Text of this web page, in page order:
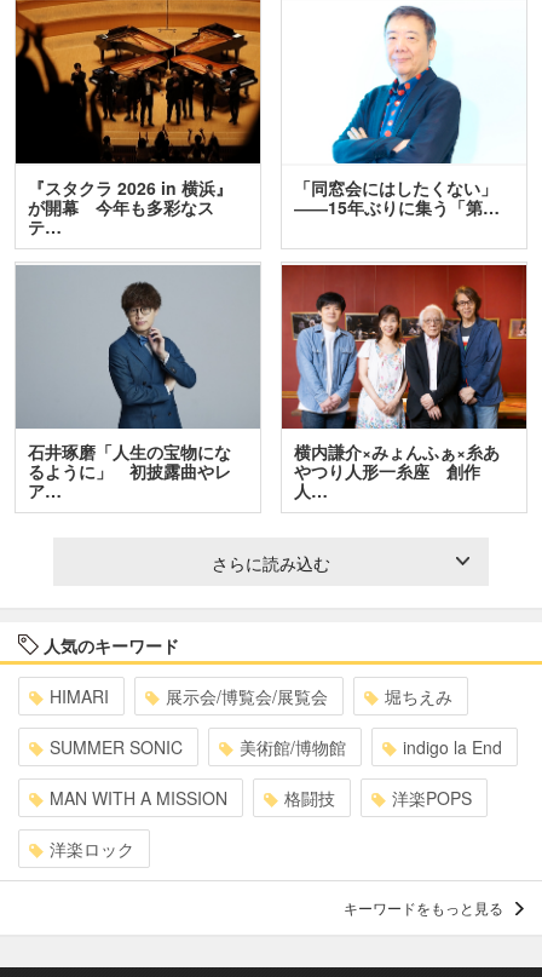
『スタクラ 2026 in 横浜』
が開幕 今年も多彩なス
テ…
「同窓会にはしたくない」
――15年ぶりに集う「第…
石井琢磨「人生の宝物にな
るように」 初披露曲やレ
ア…
横内謙介×みょんふぁ×糸あ
やつり人形一糸座 創作
人…
さらに読み込む
人気のキーワード
HIMARI 展示会/博覧会/展覧会 堀ちえみ
SUMMER SONIC 美術館/博物館 indigo la End
MAN WITH A MISSION 格闘技 洋楽POPS
洋楽ロック
キーワードをもっと見る